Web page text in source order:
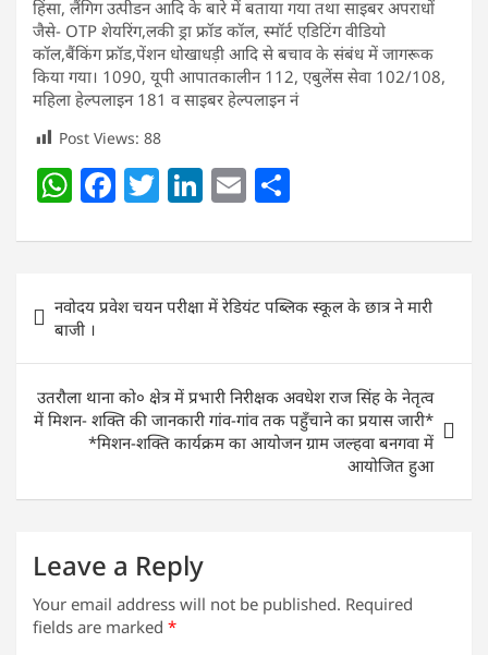
हिंसा, लैंगिग उत्पीडन आदि के बारे में बताया गया तथा साइबर अपराधों
जैसे- OTP शेयरिंग,लकी ड्रा फ्रॉड कॉल, स्मॉर्ट एडिटिंग वीडियो
कॉल,बैंकिंग फ्रॉड,पेंशन धोखाधड़ी आदि से बचाव के संबंध में जागरूक
किया गया। 1090, यूपी आपातकालीन 112, एबुलेंस सेवा 102/108,
महिला हेल्पलाइन 181 व साइबर हेल्पलाइन नं
Post Views: 88
W
at
s
A
p
p
F
c
e
b
o
o
k
T
itt
er
Li
k
e
dI
n
E
ai
l
ar
e
Post
navigation
नवोदय प्रवेश चयन परीक्षा में रेडियंट पब्लिक स्कूल के छात्र ने मारी
बाजी ।
उतरौला थाना को० क्षेत्र में प्रभारी निरीक्षक अवधेश राज सिंह के नेतृत्व
में मिशन- शक्ति की जानकारी गांव-गांव तक पहुँचाने का प्रयास जारी*
*मिशन-शक्ति कार्यक्रम का आयोजन ग्राम जल्हवा बनगवा में
आयोजित हुआ
Leave a Reply
Your email address will not be published. Required
fields are marked *